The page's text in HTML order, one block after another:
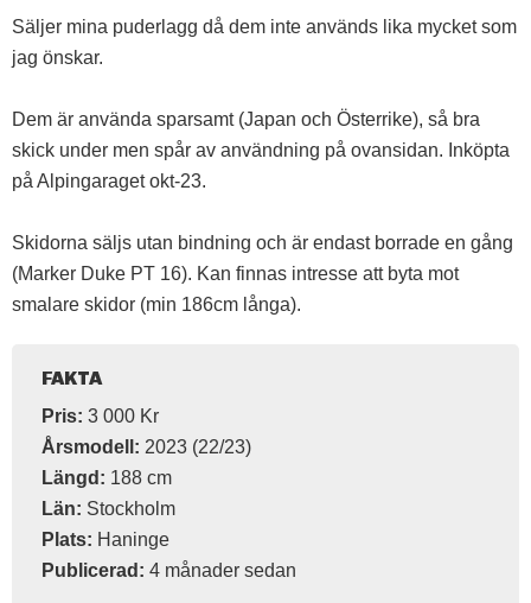
Säljer mina puderlagg då dem inte används lika mycket som
jag önskar.
Dem är använda sparsamt (Japan och Österrike), så bra
skick under men spår av användning på ovansidan. Inköpta
på Alpingaraget okt-23.
Skidorna säljs utan bindning och är endast borrade en gång
(Marker Duke PT 16). Kan finnas intresse att byta mot
smalare skidor (min 186cm långa).
FAKTA
Pris: 3 000 Kr
Årsmodell: 2023 (22/23)
Längd: 188 cm
Län: Stockholm
Plats: Haninge
Publicerad: 4 månader sedan